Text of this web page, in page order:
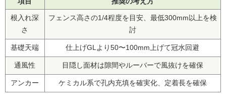
根入れ深
さ
フェンス高さの1/4程度を目安、最低300mm以上を検
討
基礎天端 仕上げGLより50〜100mm上げて冠水回避
通風性 目隠し面材は隙間やルーバーで風抜けを確保
アンカー ケミカル系で孔内充填を確実化、定着長を確保